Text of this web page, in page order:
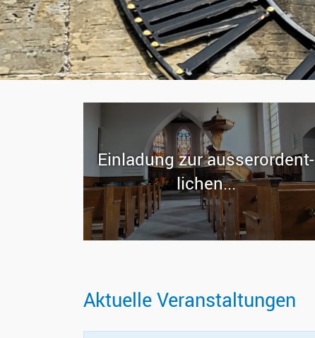
Ein­la­dung zur aus­ser­or­dent­
li­chen...
Aktuelle Veranstaltungen